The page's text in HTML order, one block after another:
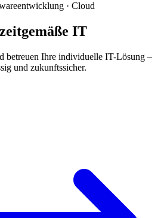
· Cloud
IT
betreuen Ihre individuelle IT-Lösung –
und zukunftssicher.